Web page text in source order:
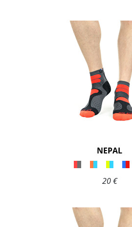
NEPAL
20 €